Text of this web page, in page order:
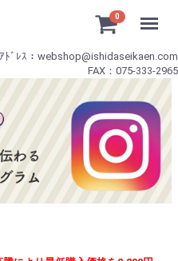
0
ﾄﾞﾚｽ：webshop@ishidaseikaen.com
FAX：075-333-2965